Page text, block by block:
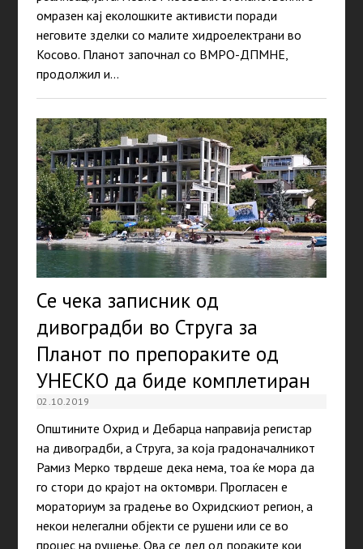
омразен кај еколошките активисти поради
неговите зделки со малите хидроелектрани во
Косово. Планот започнал со ВМРО-ДПМНЕ,
продолжил и…
Се чека записник од
дивоградби во Струга за
Планот по препораките од
УНЕСКО да биде комплетиран
02.10.2019
Општините Охрид и Дебарца направија регистар
на дивоградби, а Струга, за која градоначалникот
Рамиз Мерко тврдеше дека нема, тоа ќе мора да
го стори до крајот на октомври. Прогласен е
мораториум за градење во Охридскиот регион, а
некои нелегални објекти се рушени или се во
процес на рушење. Ова се дел од пораките кои